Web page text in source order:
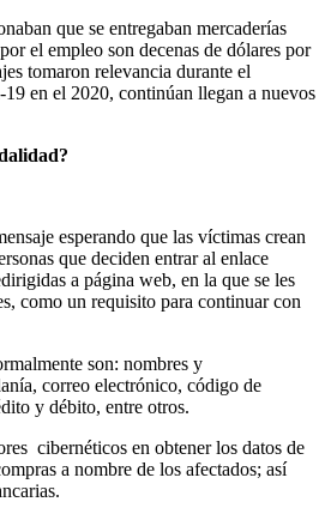
que se entregaban mercaderías
el empleo son decenas de dólares por
tomaron relevancia durante el
en el 2020, continúan llegan a nuevos
esperando que las víctimas crean
que deciden entrar al enlace
a página web, en la que se les
como un requisito para continuar con
son: nombres y
correo electrónico, código de
y débito, entre otros.
cibernéticos en obtener los datos de
a nombre de los afectados; así